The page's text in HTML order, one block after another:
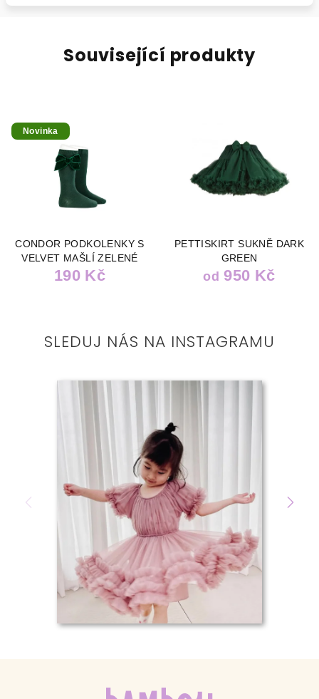
Související produkty
Novinka
CONDOR PODKOLENKY S
VELVET MAŠLÍ ZELENÉ
190 Kč
PETTISKIRT SUKNĚ DARK
GREEN
od 950 Kč
SLEDUJ NÁS NA INSTAGRAMU